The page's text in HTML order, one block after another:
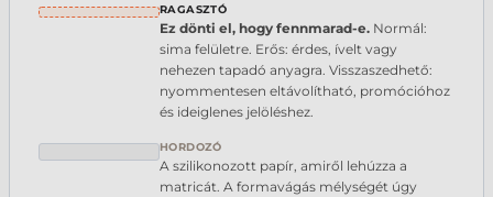
RAGASZTÓ
Ez dönti el, hogy fennmarad-e. Normál:
sima felületre. Erős: érdes, ívelt vagy
nehezen tapadó anyagra. Visszaszedhető:
nyommentesen eltávolítható, promócióhoz
és ideiglenes jelöléshez.
HORDOZÓ
A szilikonozott papír, amiről lehúzza a
matricát. A formavágás mélységét úgy